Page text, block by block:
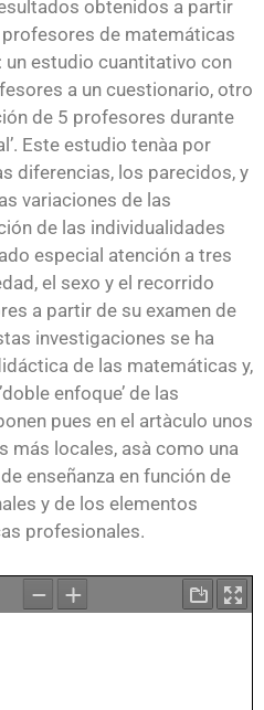
obtenidos a partir
de matemáticas
un estudio cuantitativo con
a un cuestionario, otro
de 5 profesores durante
Este estudio tenà­a por
diferencias, los parecidos, y
variaciones de las
de las individualidades
especial atención a tres
el sexo y el recorrido
a partir de su examen de
investigaciones se ha
de las matemáticas y,
enfoque’ de las
pues en el artà­culo unos
más locales, asà­ como una
enseñanza en función de
y de los elementos
profesionales.